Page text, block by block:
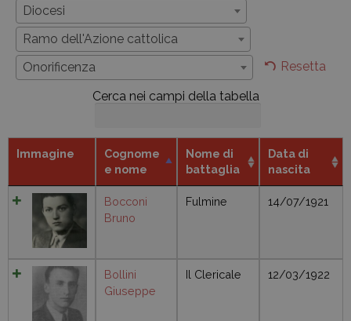
Diocesi
Ramo dell'Azione cattolica
Onorificenza
Resetta
Cerca nei campi della tabella
Immagine
Cognome
e nome
Nome di
battaglia
Data di
nascita
Bocconi
Bruno
Fulmine 14/07/1921
Bollini
Giuseppe
Il Clericale 12/03/1922